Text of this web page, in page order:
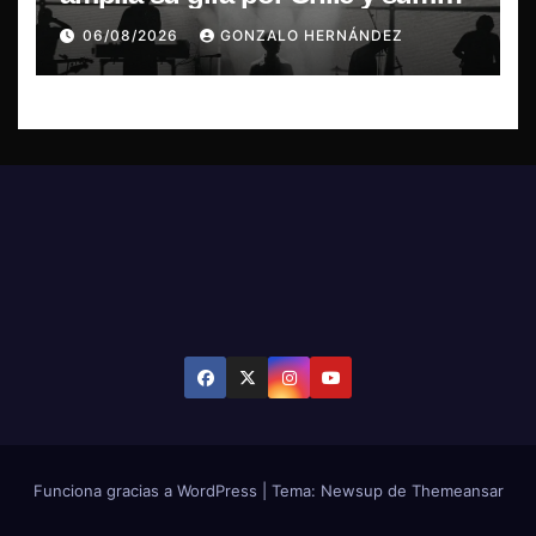
concierto en Concepción
06/08/2026 GONZALO HERNÁNDEZ
Funciona gracias a WordPress Tema: Newsup de Themeansar